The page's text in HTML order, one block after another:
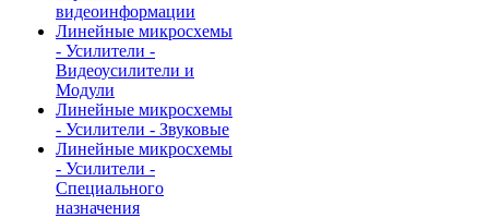
видеоинформации
Линейные микросхемы
- Усилители -
Видеоусилители и
Модули
Линейные микросхемы
- Усилители - Звуковые
Линейные микросхемы
- Усилители -
Специального
назначения